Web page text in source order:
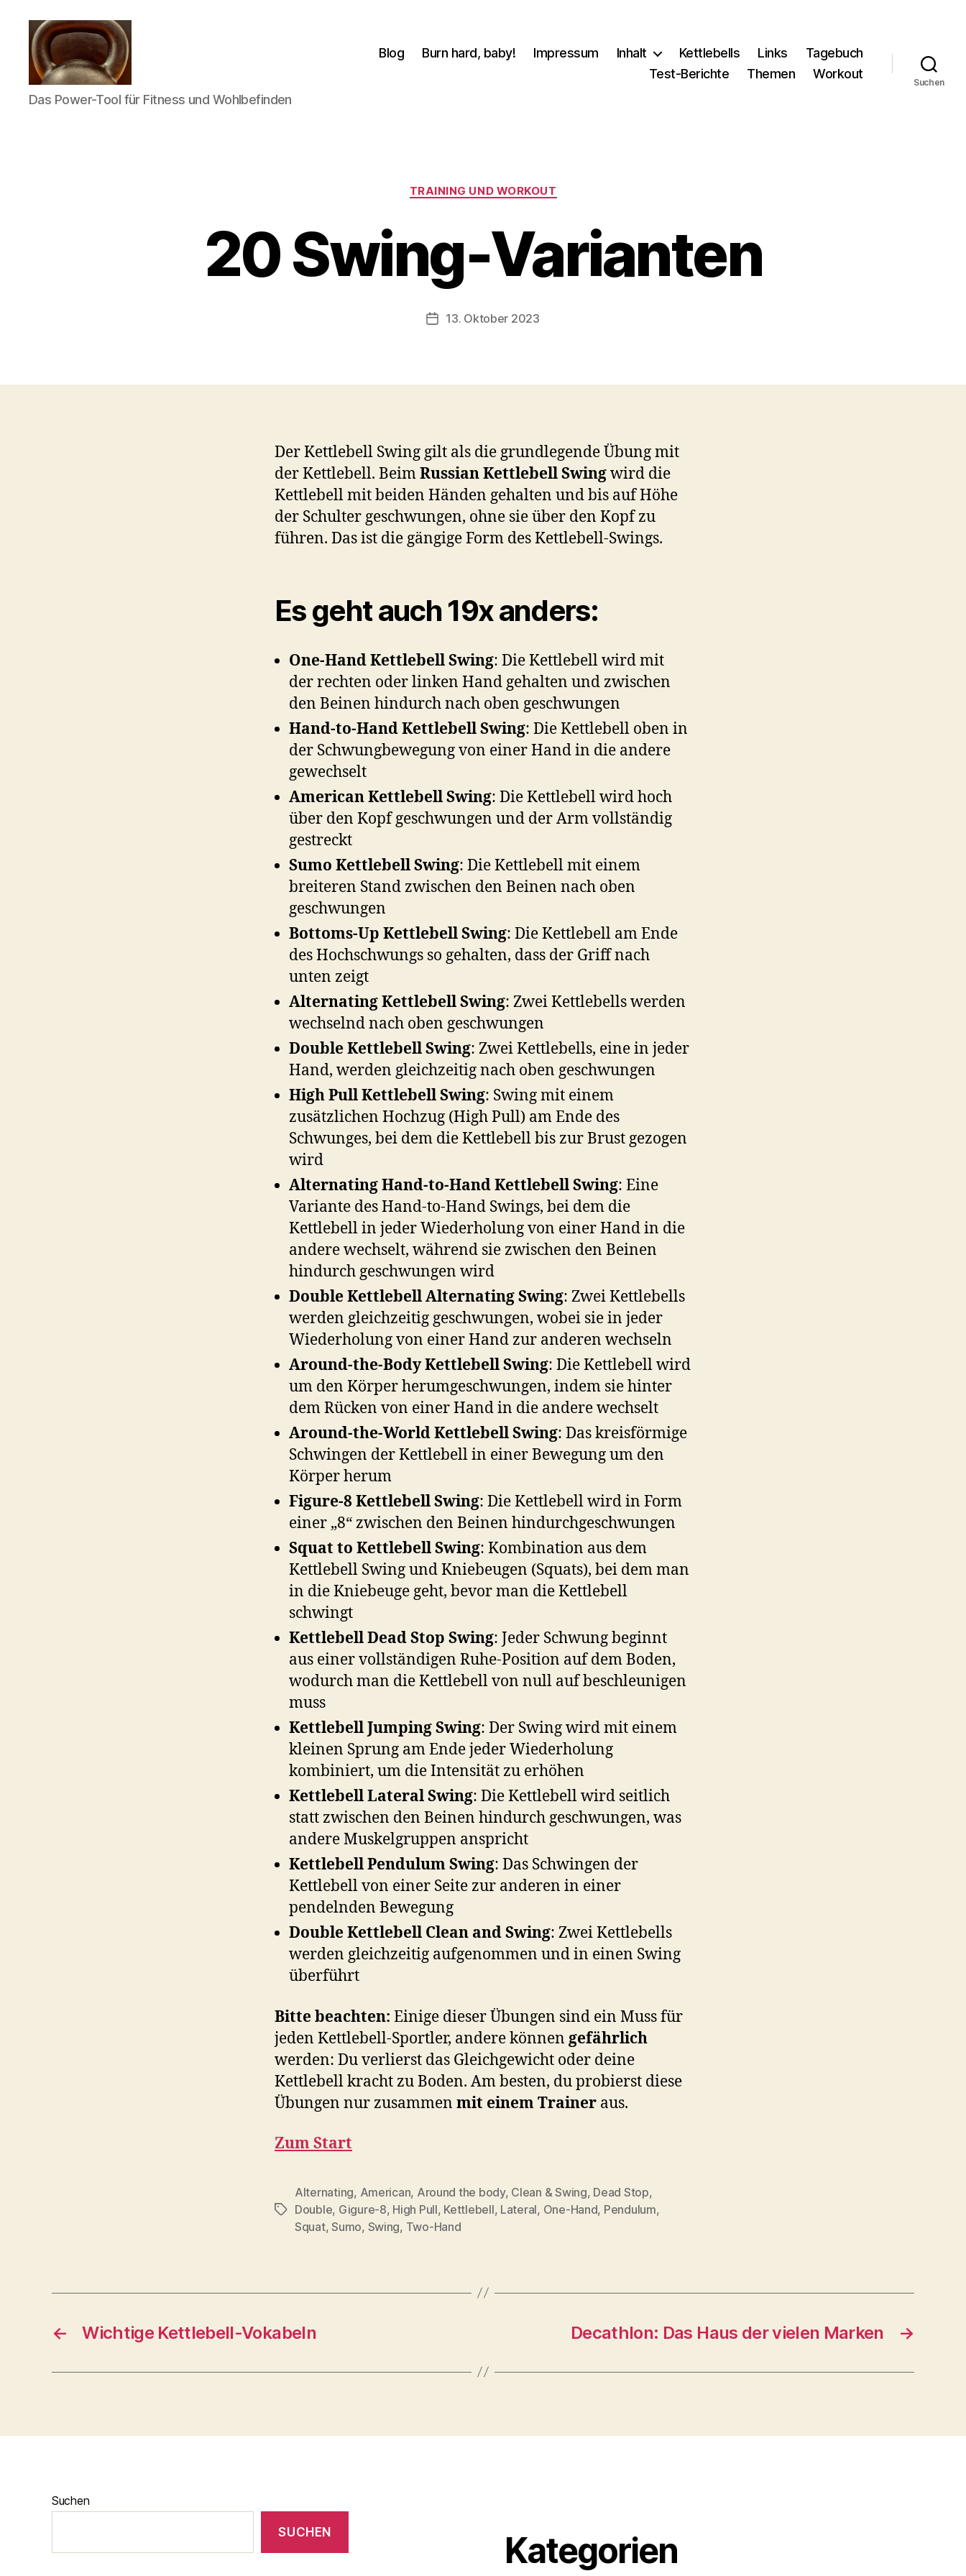
Meine
Reise
Das Power-Tool für Fitness und Wohlbefinden
Blog Burn hard, baby! Impressum Inhalt Kettlebells Links
Tagebuch
Test-Berichte
Themen Workout
Suchen
Kategorien
TRAINING UND WORKOUT
20 Swing-Varianten
Beitragsautor
o
n
b
c
Beitragsdatum
13. Oktober 2023
Der Kettlebell Swing gilt als die grundlegende Übung mit
der Kettlebell. BeimRussian Kettlebell Swingwird die
Kettlebell mit beiden Händen gehalten und bis auf Höhe
der Schulter geschwungen, ohne sie über den Kopf zu
führen. Das ist die gängige Form des Kettlebell-Swings.
Es geht auch 19x anders:
One-Hand Kettlebell Swing: Die Kettlebell wird mit
der rechten oder linken Hand gehalten und zwischen
den Beinen hindurch nach oben geschwungen
Hand-to-Hand Kettlebell Swing: Die Kettlebell oben in
der Schwungbewegung von einer Hand in die andere
gewechselt
American Kettlebell Swing: Die Kettlebell wird hoch
über den Kopf geschwungen und der Arm vollständig
gestreckt
Sumo Kettlebell Swing: Die Kettlebell mit einem
breiteren Stand zwischen den Beinen nach oben
geschwungen
Bottoms-Up Kettlebell Swing: Die Kettlebell am Ende
des Hochschwungs so gehalten, dass der Griff nach
unten zeigt
Alternating Kettlebell Swing: Zwei Kettlebells werden
wechselnd nach oben geschwungen
Double Kettlebell Swing: Zwei Kettlebells, eine in jeder
Hand, werden gleichzeitig nach oben geschwungen
High Pull Kettlebell Swing: Swing mit einem
zusätzlichen Hochzug (High Pull) am Ende des
Schwunges, bei dem die Kettlebell bis zur Brust gezogen
wird
Alternating Hand-to-Hand Kettlebell Swing: Eine
Variante des Hand-to-Hand Swings, bei dem die
Kettlebell in jeder Wiederholung von einer Hand in die
andere wechselt, während sie zwischen den Beinen
hindurch geschwungen wird
Double Kettlebell Alternating Swing: Zwei Kettlebells
werden gleichzeitig geschwungen, wobei sie in jeder
Wiederholung von einer Hand zur anderen wechseln
Around-the-Body Kettlebell Swing: Die Kettlebell wird
um den Körper herumgeschwungen, indem sie hinter
dem Rücken von einer Hand in die andere wechselt
Around-the-World Kettlebell Swing: Das kreisförmige
Schwingen der Kettlebell in einer Bewegung um den
Körper herum
Figure-8 Kettlebell Swing: Die Kettlebell wird in Form
einer „8“ zwischen den Beinen hindurchgeschwungen
Squat to Kettlebell Swing: Kombination aus dem
Kettlebell Swing und Kniebeugen (Squats), bei dem man
in die Kniebeuge geht, bevor man die Kettlebell
schwingt
Kettlebell Dead Stop Swing: Jeder Schwung beginnt
aus einer vollständigen Ruhe-Position auf dem Boden,
wodurch man die Kettlebell von null auf beschleunigen
muss
Kettlebell Jumping Swing: Der Swing wird mit einem
kleinen Sprung am Ende jeder Wiederholung
kombiniert, um die Intensität zu erhöhen
Kettlebell Lateral Swing: Die Kettlebell wird seitlich
statt zwischen den Beinen hindurch geschwungen, was
andere Muskelgruppen anspricht
Kettlebell Pendulum Swing: Das Schwingen der
Kettlebell von einer Seite zur anderen in einer
pendelnden Bewegung
Double Kettlebell Clean and Swing: Zwei Kettlebells
werden gleichzeitig aufgenommen und in einen Swing
überführt
Bitte beachten: Einige dieser Übungen sind ein Muss für
jeden Kettlebell-Sportler, andere können gefährlich
werden: Du verlierst das Gleichgewicht oder deine
Kettlebell kracht zu Boden. Am besten, du probierst diese
Übungen nur zusammen mit einem Trainer aus.
Zum Start
Schlagwörter
Alternating, American, Around the body, Clean & Swing, Dead Stop,
Double, Gigure-8, High Pull, Kettlebell, Lateral, One-Hand, Pendulum,
Squat,Sumo, Swing, Two-Hand
← Wichtige Kettlebell-Vokabeln →
Decathlon: Das Haus der vielen Marken
Suchen
SUCHEN Kategorien